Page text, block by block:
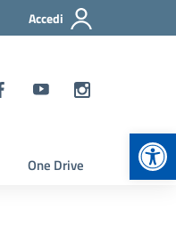
Accedi
One Drive